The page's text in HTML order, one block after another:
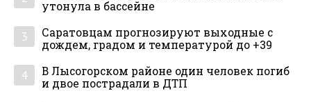
утонула в бассейне
3
Саратовцам прогнозируют выходные с
дождем, градом и температурой до +39
4
В Лысогорском районе один человек погиб
и двое пострадали в ДТП